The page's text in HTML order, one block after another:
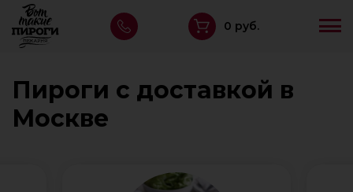
0 руб.
Пироги с доставкой в
Москве